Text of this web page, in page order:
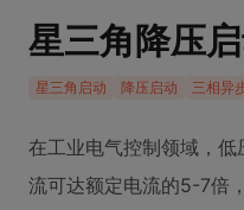
星三角降压
星三角启动 降压启动 三相异
在工业电气控制领域，
流可达额定电流的5-7倍